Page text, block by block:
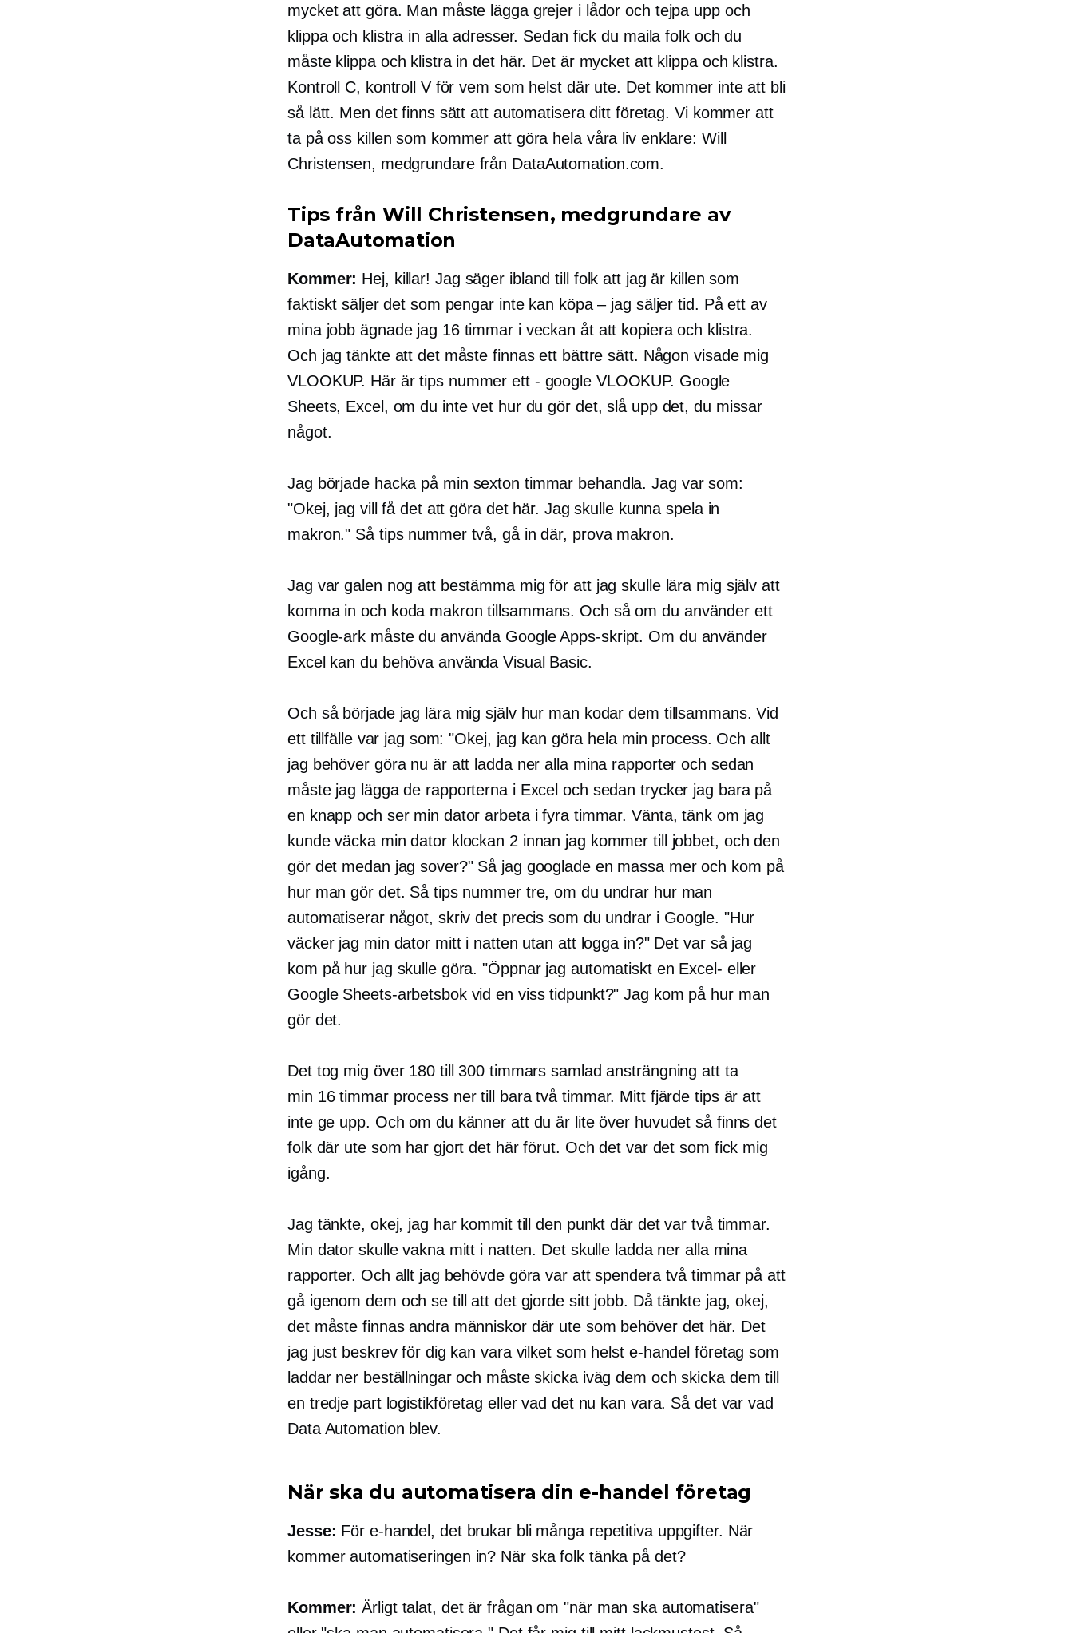
mycket att göra. Man måste lägga grejer i lådor och tejpa upp och
klippa och klistra in alla adresser. Sedan fick du maila folk och du
måste klippa och klistra in det här. Det är mycket att klippa och klistra.
Kontroll C, kontroll V för vem som helst där ute. Det kommer inte att bli
så lätt. Men det finns sätt att automatisera ditt företag. Vi kommer att
ta på oss killen som kommer att göra hela våra liv enklare: Will
Christensen, medgrundarefrån DataAutomation.com.
Tips från Will Christensen, medgrundare av
DataAutomation
Kommer: Hej, killar! Jag säger ibland till folk att jag är killen som
faktiskt säljer det som pengar inte kan köpa – jag säljer tid. På ett av
mina jobb ägnade jag 16 timmar i veckan åt att kopiera och klistra.
Och jag tänkte att det måste finnas ett bättre sätt. Någon visade mig
VLOOKUP. Här är tips nummer ett - google VLOOKUP. Google
Sheets, Excel, om du inte vet hur du gör det, slå upp det, du missar
något.
Jag började hacka på min sexton timmar behandla. Jag var som:
"Okej, jag vill få det att göra det här. Jag skulle kunna spela in
makron." Så tips nummer två, gå in där, prova makron.
Jag var galen nog att bestämma mig för att jag skulle lära mig själv att
komma in och koda makron tillsammans. Och så om du använder ett
Google-ark måste du använda Google Apps-skript. Om du använder
Excel kan du behöva använda Visual Basic.
Och så började jag lära mig själv hur man kodar dem tillsammans. Vid
ett tillfälle var jag som: "Okej, jag kan göra hela min process. Och allt
jag behöver göra nu är att ladda ner alla mina rapporter och sedan
måste jag lägga de rapporterna i Excel och sedan trycker jag bara på
en knapp och ser min dator arbeta i fyra timmar. Vänta, tänk om jag
kunde väcka min dator klockan 2 innan jag kommer till jobbet, och den
gör det medan jag sover?" Så jag googlade en massa mer och kom på
hur man gör det. Så tips nummer tre, om du undrar hur man
automatiserar något, skriv det precis som du undrar i Google. "Hur
väcker jag min dator mitt i natten utan att logga in?" Det var så jag
kom på hur jag skulle göra. "Öppnar jag automatiskt en Excel- eller
Google Sheets-arbetsbok vid en viss tidpunkt?" Jag kom på hur man
gör det.
Det tog mig över 180 till 300 timmars samlad ansträngning att ta
min 16 timmarprocess ner till bara två timmar. Mitt fjärde tips är att
inte ge upp. Och om du känner att du är lite över huvudet så finns det
folk där ute som har gjort det här förut. Och det var det som fick mig
igång.
Jag tänkte, okej, jag har kommit till den punkt där det var två timmar.
Min dator skulle vakna mitt i natten. Det skulle ladda ner alla mina
rapporter. Och allt jag behövde göra var att spendera två timmar på att
gå igenom dem och se till att det gjorde sitt jobb. Då tänkte jag, okej,
det måste finnas andra människor där ute som behöver det här. Det
jag just beskrev för dig kan vara vilket som helst e-handel företag som
laddar ner beställningar och måste skicka iväg dem och skicka dem till
en tredje partlogistikföretag eller vad det nu kan vara. Så det var vad
Data Automation blev.
När ska du automatisera din e-handel företag
Jesse: För e-handel, det brukar bli många repetitiva uppgifter. När
kommer automatiseringen in? När ska folk tänka på det?
Kommer: Ärligt talat, det är frågan om "när man ska automatisera"